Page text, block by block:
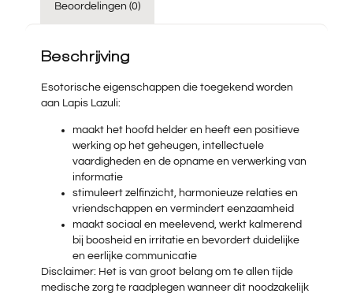
Beoordelingen (0)
Beschrijving
Esotorische eigenschappen die toegekend worden
aan Lapis Lazuli:
maakt het hoofd helder en heeft een positieve
werking op het geheugen, intellectuele
vaardigheden en de opname en verwerking van
informatie
stimuleert zelfinzicht, harmonieuze relaties en
vriendschappen en vermindert eenzaamheid
maakt sociaal en meelevend, werkt kalmerend
bij boosheid en irritatie en bevordert duidelijke
en eerlijke communicatie
Disclaimer: Het is van groot belang om te allen tijde
medische zorg te raadplegen wanneer dit noodzakelijk